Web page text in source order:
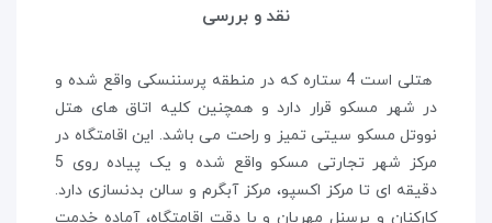
نقد و بررسی
هتلی است 4 ستاره که در منطقه پرسننسکی واقع شده و
در شهر مسکو قرار دارد و همچنین کلیه اتاق های هتل
نووتل مسکو سیتی تمیز و راحت می باشد. این اقامتگاه در
مرکز شهر تجارتی مسکو واقع شده و یک پیاده روی 5
دقیقه ای تا مرکز اکسپو، مرکز آبگرم و سالن بدنسازی دارد.
کارکنان و پرسنل مهربان و با دقت اقامتگاه، آماده خدمت